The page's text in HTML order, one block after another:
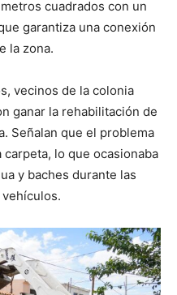
cuadrados con un
garantiza una conexión
la zona.
vecinos de la colonia
ganar la rehabilitación de
Señalan que el problema
lo que ocasionaba
y baches durante las